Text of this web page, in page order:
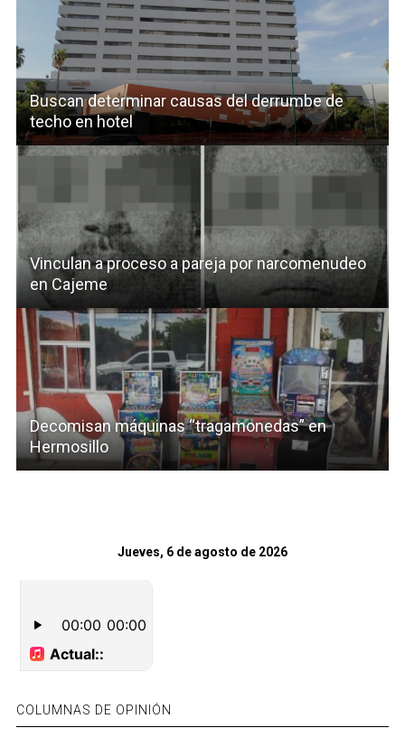
Buscan determinar causas del derrumbe de
techo en hotel
Vinculan a proceso a pareja por narcomenudeo
en Cajeme
Decomisan máquinas “tragamonedas” en
Hermosillo
Jueves, 6 de agosto de 2026
COLUMNAS DE OPINIÓN